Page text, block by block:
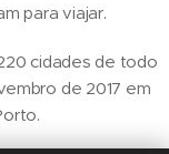
para viajar.
cidades de todo
de 2017 em